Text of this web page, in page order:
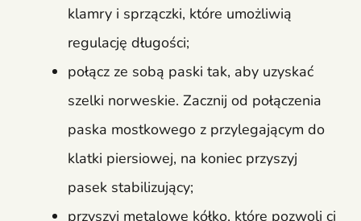
klamry i sprzączki, które umożliwią
regulację długości;
połącz ze sobą paski tak, aby uzyskać
szelki norweskie. Zacznij od połączenia
paska mostkowego z przylegającym do
klatki piersiowej, na koniec przyszyj
pasek stabilizujący;
przyszyj metalowe kółko, które pozwoli ci